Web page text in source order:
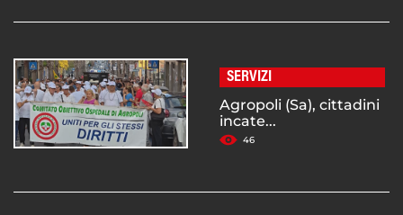
SERVIZI
Agropoli (Sa), cittadini
incate...
46